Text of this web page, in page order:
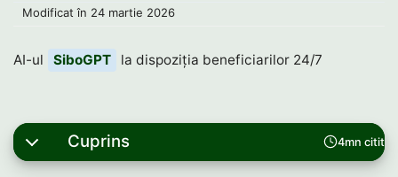
Modificat în 24 martie 2026
AI-ul SiboGPT la dispoziția beneficiarilor 24/7
4mn citit
Cuprins